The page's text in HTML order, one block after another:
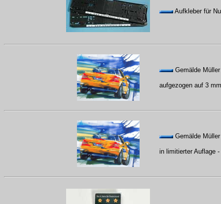
Aufkleber für
Gemälde
aufgezogen auf 3
Gemälde
in limitierter Auflage